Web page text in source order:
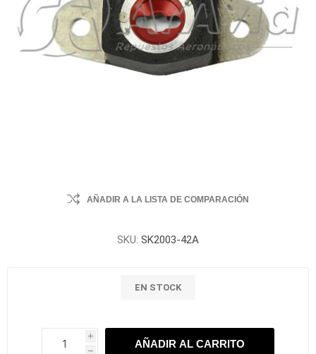
AÑADIR A LA LISTA DE COMPARACIÓN
SKU: SK2003-42A
EN STOCK
i
h
h
AÑADIR AL CARRITO